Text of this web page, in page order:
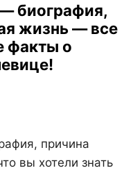
биография,
жизнь — все
факты о